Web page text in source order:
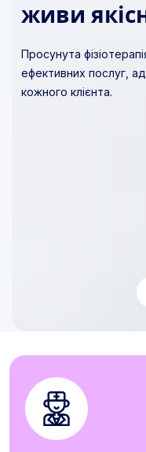
живи
Просунута
ефективних послуг,
кожного клієнта.
живи
Просунута
ефективних послуг,
кожного клієнта.
живи
Просунута
ефективних послуг,
кожного клієнта.